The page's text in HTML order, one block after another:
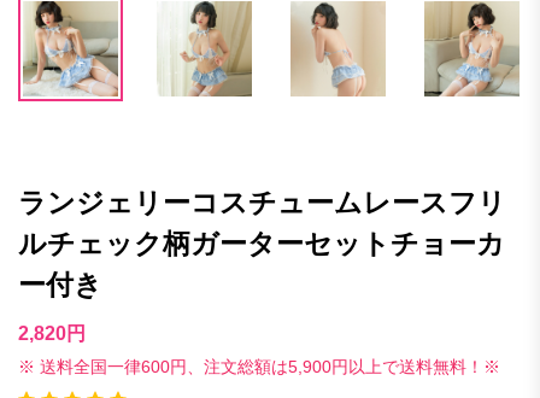
ランジェリーコスチュームレースフリ
ルチェック柄ガーターセットチョーカ
ー付き
2,820円
※ 送料全国一律600円、注文総額は5,900円以上で送料無料！※